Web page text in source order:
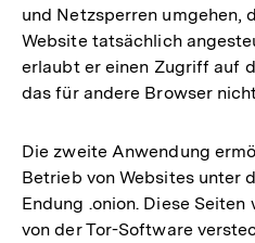
und Netzsperren umgehen,
Website tatsächlich
erlaubt er einen Zugriff auf
das für andere Browser
Die zweite Anwendung
Betrieb von Websites unter
Endung .onion. Diese
von der Tor-Software